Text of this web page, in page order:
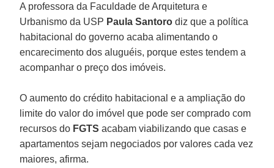
A professora da Faculdade de Arquitetura e
Urbanismo da USP Paula Santoro diz que a política
habitacional do governo acaba alimentando o
encarecimento dos aluguéis, porque estes tendem a
acompanhar o preço dos imóveis.
O aumento do crédito habitacional e a ampliação do
limite do valor do imóvel que pode ser comprado com
recursos do FGTS acabam viabilizando que casas e
apartamentos sejam negociados por valores cada vez
maiores, afirma.